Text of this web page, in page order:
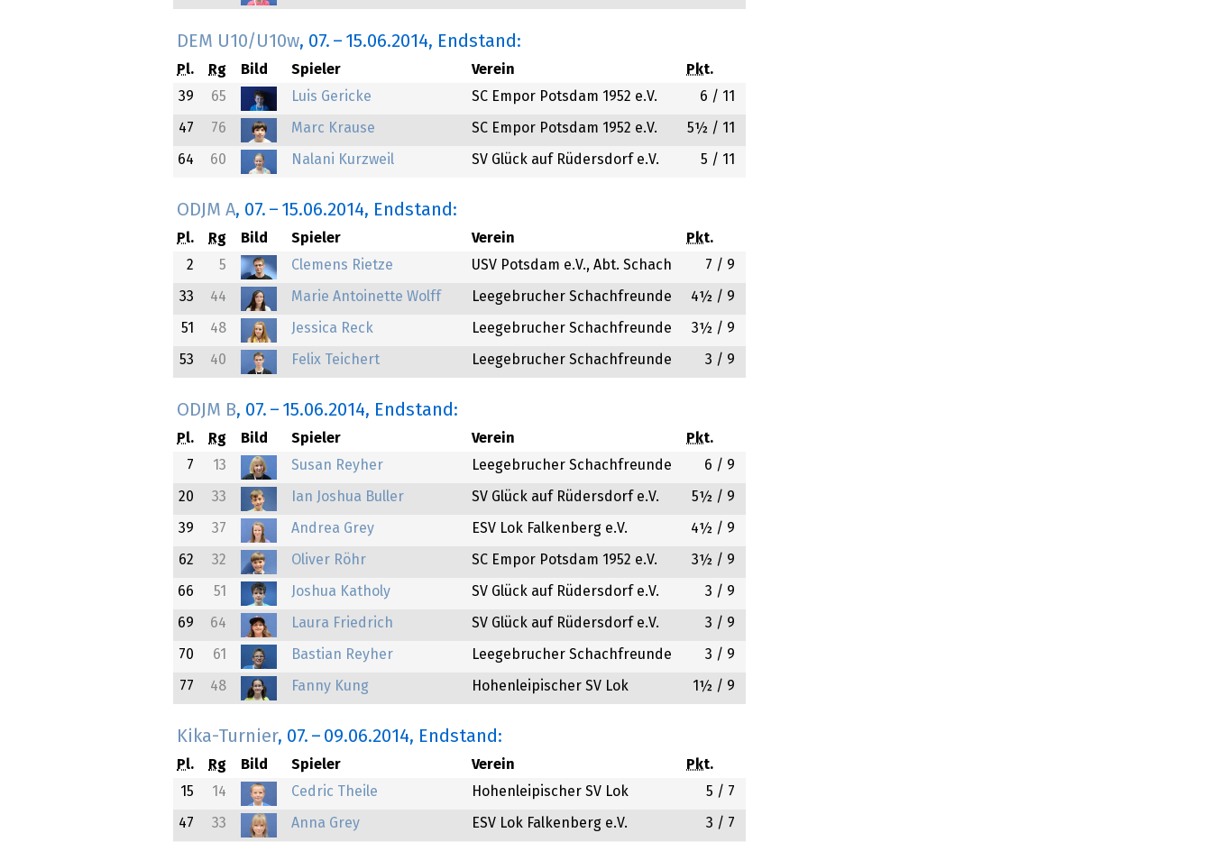
DEM U10/U10w, 07. – 15.06.2014, Endstand:
Pl. Rg Bild Spieler Verein
Pkt.
39
65 Luis Gericke SC Empor Potsdam 1952 e.V. 6 / 11
47 76 Marc Krause SC Empor Potsdam 1952 e.V. 5½ / 11
64 60 Nalani Kurzweil SV Glück auf Rüdersdorf e.V. 5 / 11
ODJM A, 07. – 15.06.2014, Endstand:
Pl. Rg Bild Spieler Verein
Pkt.
2
5 Clemens Rietze USV Potsdam e.V., Abt. Schach 7 / 9
33 44 Marie Antoinette Wolff Leegebrucher Schachfreunde 4½ / 9
51 48 Jessica Reck Leegebrucher Schachfreunde 3½ / 9
53 40 Felix Teichert Leegebrucher Schachfreunde 3 / 9
ODJM B, 07. – 15.06.2014, Endstand:
Pl. Rg Bild Spieler Verein
Pkt.
7
13 Susan Reyher Leegebrucher Schachfreunde 6 / 9
20 33 Ian Joshua Buller SV Glück auf Rüdersdorf e.V. 5½ / 9
39 37 Andrea Grey ESV Lok Falkenberg e.V. 4½ / 9
62 32 Oliver Röhr SC Empor Potsdam 1952 e.V. 3½ / 9
66 51 Joshua Katholy SV Glück auf Rüdersdorf e.V. 3 / 9
69 64 Laura Friedrich SV Glück auf Rüdersdorf e.V. 3 / 9
70 61 Bastian Reyher Leegebrucher Schachfreunde 3 / 9
77 48 Fanny Kung Hohenleipischer SV Lok 1½ / 9
Kika-Turnier, 07. – 09.06.2014, Endstand:
Pl. Rg Bild Spieler Verein
Pkt.
15
14 Cedric Theile Hohenleipischer SV Lok 5 / 7
47 33 Anna Grey ESV Lok Falkenberg e.V. 3 / 7